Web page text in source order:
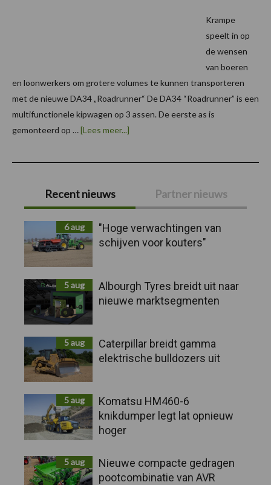
Krampe
speelt in op
de wensen
van boeren
en loonwerkers om grotere volumes te kunnen transporteren
met de nieuwe DA34 „Roadrunner“ De DA34 “Roadrunner” is een
multifunctionele kipwagen op 3 assen. De eerste as is
gemonteerd op …[Lees meer...]
Primaire
Sidebar
Recent nieuws Partner nieuws
6 aug
"Hoge verwachtingen van
schijven voor kouters"
5 aug
Albourgh Tyres breidt uit naar
nieuwe marktsegmenten
5 aug
Caterpillar breidt gamma
elektrische bulldozers uit
5 aug
Komatsu HM460-6
knikdumper legt lat opnieuw
hoger
5 aug
Nieuwe compacte gedragen
pootcombinatie van AVR